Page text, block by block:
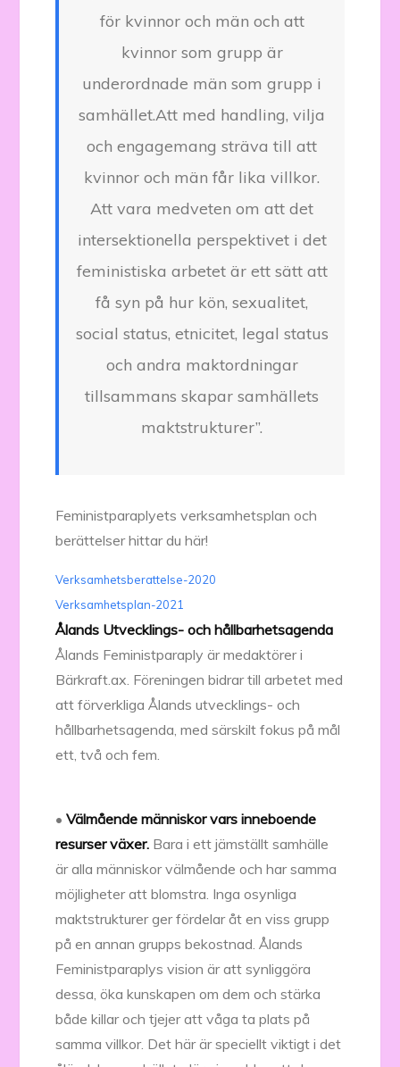
för kvinnor och män och att
kvinnor som grupp är
underordnade män som grupp i
samhället.Att med handling, vilja
och engagemang sträva till att
kvinnor och män får lika villkor.
Att vara medveten om att det
intersektionella perspektivet i det
feministiska arbetet är ett sätt att
få syn på hur kön, sexualitet,
social status, etnicitet, legal status
och andra maktordningar
tillsammans skapar samhällets
maktstrukturer”.
Feministparaplyets verksamhetsplan och
berättelser hittar du här!
Verksamhetsberattelse-2020
Verksamhetsplan-2021
Ålands Utvecklings- och hållbarhetsagenda
Ålands Feministparaply är medaktörer i
Bärkraft.ax. Föreningen bidrar till arbetet med
att förverkliga Ålands utvecklings- och
hållbarhetsagenda, med särskilt fokus på mål
ett, två och fem.
•Välmående människor vars inneboende
resurser växer. Bara i ett jämställt samhälle
är alla människor välmående och har samma
möjligheter att blomstra. Inga osynliga
maktstrukturer ger fördelar åt en viss grupp
på en annan grupps bekostnad. Ålands
Feministparaplys vision är att synliggöra
dessa, öka kunskapen om dem och stärka
både killar och tjejer att våga ta plats på
samma villkor. Det här är speciellt viktigt i det